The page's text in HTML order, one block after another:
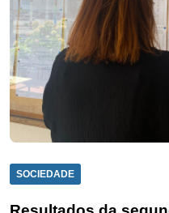
SOCIEDADE